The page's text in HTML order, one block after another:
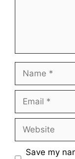
Name
Email
Website
Save my